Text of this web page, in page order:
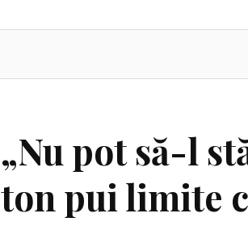
„Nu pot să-l
ton pui limite